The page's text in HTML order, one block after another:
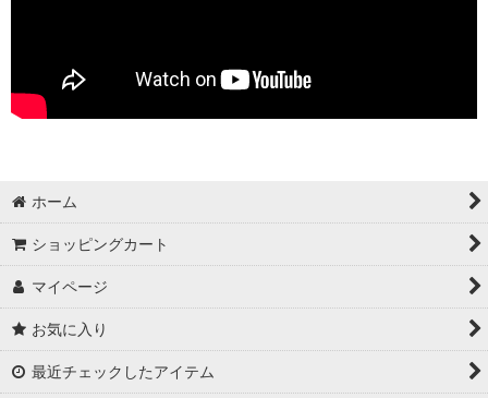
ホーム
ショッピングカート
マイページ
お気に入り
最近チェックしたアイテム